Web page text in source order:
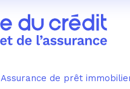
Assurance de prêt